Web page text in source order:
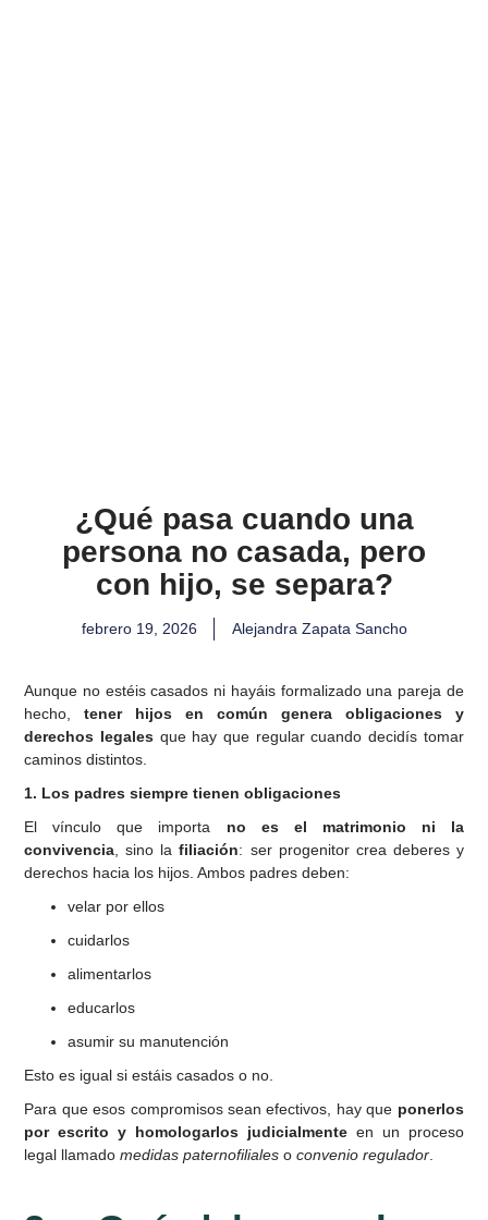
¿Qué pasa cuando una
persona no casada, pero
con hijo, se separa?
febrero 19, 2026 Alejandra Zapata Sancho
Aunque no estéis casados ni hayáis formalizado una pareja de
hecho,tener hijos en común genera obligaciones y
derechos legales que hay que regular cuando decidís tomar
caminos distintos.
1. Los padres siempre tienen obligaciones
El vínculo que importa no es el matrimonio ni la
convivencia , sino lafiliación: ser progenitor crea deberes y
derechos hacia los hijos. Ambos padres deben:
velar por ellos
cuidarlos
alimentarlos
educarlos
asumir su manutención
Esto es igual si estáis casados o no.
Para que esos compromisos sean efectivos, hay que ponerlos
por escrito y homologarlos judicialmenteen un proceso
legal llamadomedidas paternofiliales oconvenio regulador